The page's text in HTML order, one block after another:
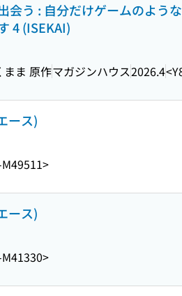
会う : 自分だけゲームのよう
4 (ISEKAI)
まま 原作マガジンハウス2026.4
ース)
ース)